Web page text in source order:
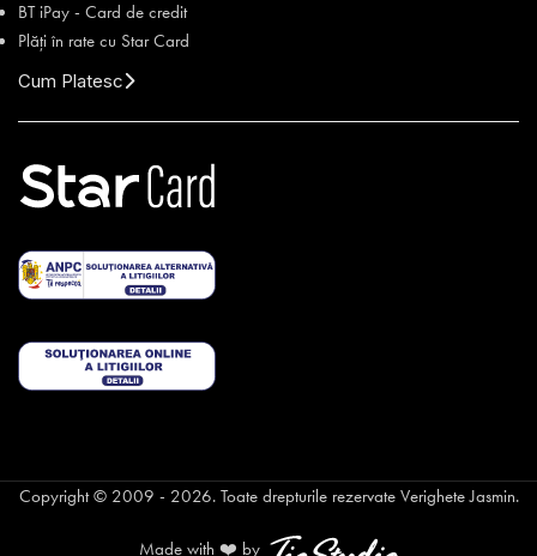
BT iPay - Card de credit
Plăți în rate cu Star Card
Cum Platesc
Copyright © 2009 - 2026. Toate drepturile rezervate Verighete Jasmin.
Made with ❤️ by